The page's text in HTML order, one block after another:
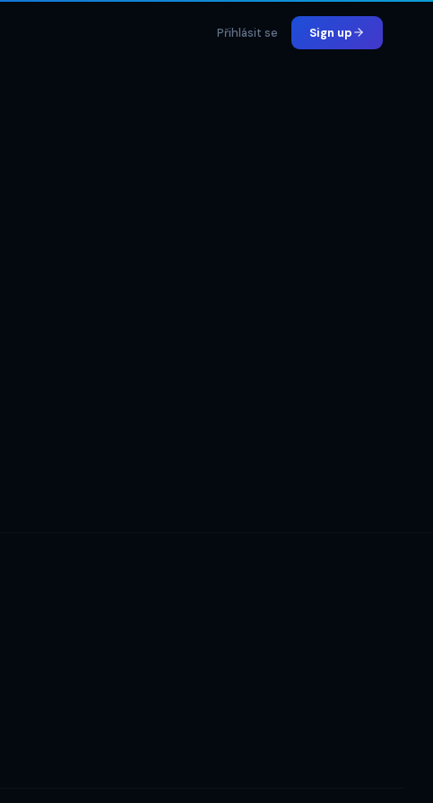
Přihlásit se Sign up